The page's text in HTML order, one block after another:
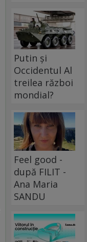
Putin și
Occidentul Al
treilea război
mondial?
Feel good -
după FILIT -
Ana Maria
SANDU